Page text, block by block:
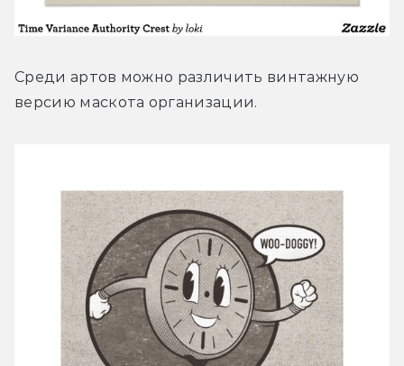
Среди артов можно различить винтажную
версию маскота организации.